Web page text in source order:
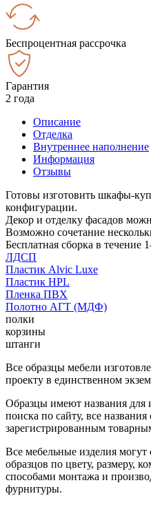
Беспроцентная рассрочка
Гарантия
2 года
Описание
Отделка
Внутреннее наполнение
Информация
Отзывы
Готовы изготовить шкафы-
конфигурации.
Декор и отделку фасадов
Возможно сочетание
Бесплатная сборка в течение
ЛДСП
Пластик Alvic Luxe
Пластик HPL
Пленка ПВХ
Полотно АГТ (МДФ)
полки
корзины
штанги
Все образцы мебели
проекту в единственном
Образцы имеют названия для
поиска по сайту, все
зарегистрированным
Все мебельные изделия могут
образцов по цвету, размеру,
способами монтажа и
фурнитуры.